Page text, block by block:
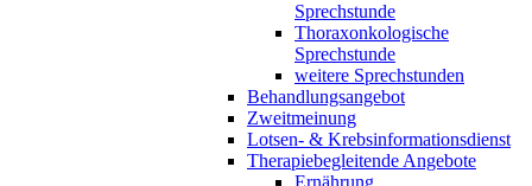
Sprechstunde
Thoraxonkologische
Sprechstunde
weitere Sprechstunden
Behandlungsangebot
Zweitmeinung
Lotsen- & Krebsinformationsdienst
Therapiebegleitende Angebote
Ernährung